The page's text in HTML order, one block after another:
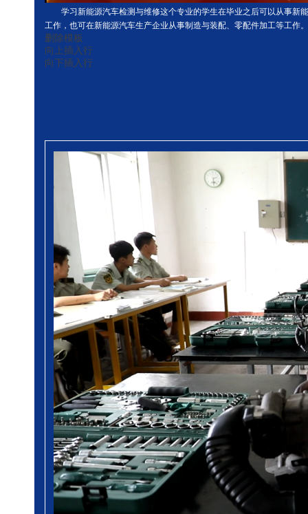
学习新能源汽车检测与维修这个专业的学生在毕业之后可以从事新
工作，也可在新能源汽车生产企业从事制造与装配、零配件加工等工作。
删除模板
向上插入行
向下插入行